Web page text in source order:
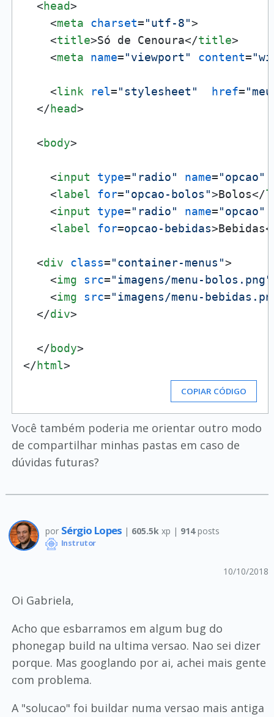
<head>
<meta charset="utf-8">
<title>Só de Cenoura</title>
<meta name="viewport" content=
<link rel="stylesheet" href=
</head>
<body>
<input type="radio" name="opcao"
<label for="opcao-bolos">Bolos</
<input type="radio" name="opcao"
<label for=opcao-bebidas>Bebidas
<div class="container-menus">
<img src="imagens/menu-bolos.png"
<img src="imagens/menu-
</div>
</body>
</html>
COPIAR CÓDIGO
Você também poderia me orientar outro modo
de compartilhar minhas pastas em caso de
dúvidas futuras?
por Sérgio Lopes | 605.5k xp | 914posts
Instrutor
10/10/2018
Oi Gabriela,
Acho que esbarramos em algum bug do
phonegap build na ultima versao. Nao sei dizer
porque. Mas googlando por ai, achei mais gente
com problema.
A "solucao" foi buildar numa versao mais antiga